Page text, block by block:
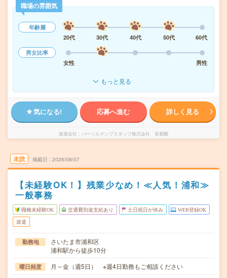
職場の雰囲気
年齢層
20代
30代 40代 50代
60代
男女比率
女性
男性
もっと見る
気になる! 応募へ進む 詳しく見る
派遣会社 パーソルテンプスタッフ株式会社 首都圏
未読 掲載日 2026/08/07
【未経験OK！】残業少なめ！≪人気！浦和≫
一般事務
職種未経験OK 交通費別途支給あり 土日祝日が休み WEB登録OK
派遣
勤務地
さいたま市浦和区
浦和駅から徒歩10分
曜日頻度 月～金（週5日） ※週4日勤務もご相談ください